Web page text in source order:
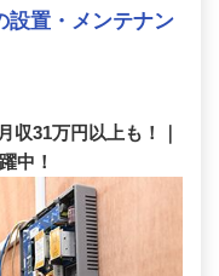
設置・メンテナン
収31万円以上も！｜
中！